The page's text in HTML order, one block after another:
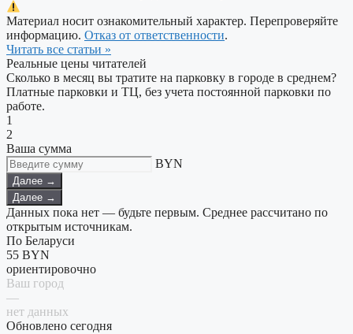
Материал носит ознакомительный характер. Перепроверяйте
информацию. Отказ от ответственности.
Читать все статьи »
Реальные цены читателей
Сколько в месяц вы тратите на парковку в городе в среднем?
Платные парковки и ТЦ, без учета постоянной парковки по
работе.
1
2
Ваша сумма
BYN
Далее →
Далее →
Данных пока нет — будьте первым. Среднее рассчитано по
открытым источникам.
По Беларуси
55 BYN
ориентировочно
Ваш город
—
нет данных
Обновлено сегодня